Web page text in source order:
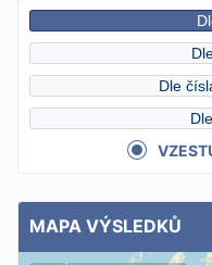
Dle
MAPA VÝSLEDKŮ